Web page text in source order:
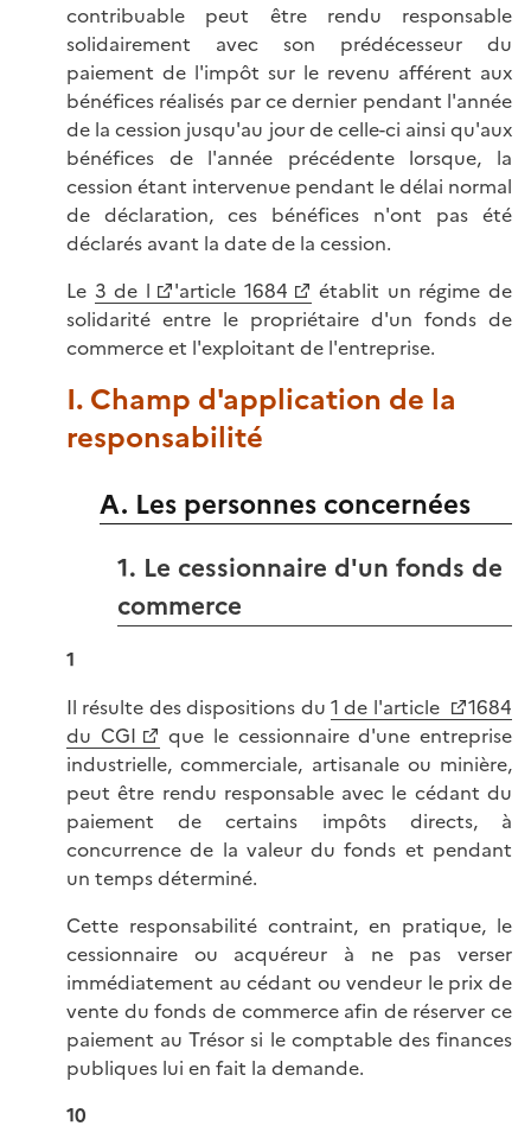
contribuable peut être rendu responsable
solidairement avec son prédécesseur du
paiement de l'impôt sur le revenu afférent aux
bénéfices réalisés par ce dernier pendant l'année
de la cession jusqu'au jour de celle-ci ainsi qu'aux
bénéfices de l'année précédente lorsque, la
cession étant intervenue pendant le délai normal
de déclaration, ces bénéfices n'ont pas été
déclarés avant la date de la cession.
Le 3 de l 'article 1684
établit un régime de
solidarité entre le propriétaire d'un fonds de
commerce et l'exploitant de l'entreprise.
I. Champ d'application de la
responsabilité
A. Les personnes concernées
1. Le cessionnaire d'un fonds de
commerce
1
Il résulte des dispositions du 1 de l'article
1684
du CGI
que le cessionnaire d'une entreprise
industrielle, commerciale, artisanale ou minière,
peut être rendu responsable avec le cédant du
paiement de certains impôts directs, à
concurrence de la valeur du fonds et pendant
un temps déterminé.
Cette responsabilité contraint, en pratique, le
cessionnaire ou acquéreur à ne pas verser
immédiatement au cédant ou vendeur le prix de
vente du fonds de commerce afin de réserver ce
paiement au Trésor si le comptable des finances
publiques lui en fait la demande.
10